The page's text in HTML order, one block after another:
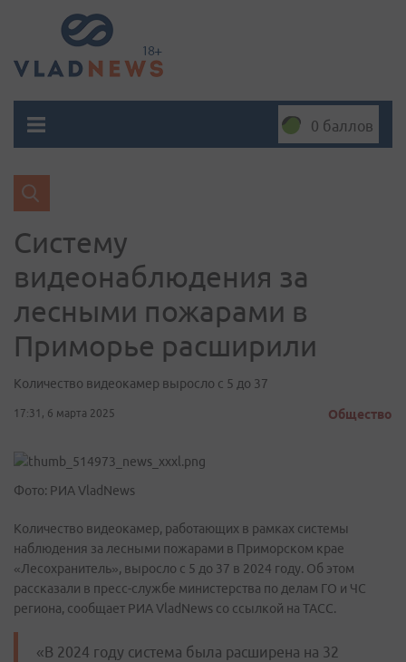
0 баллов
Систему
видеонаблюдения за
лесными пожарами в
Приморье расширили
Количество видеокамер выросло с 5 до 37
17:31, 6 марта 2025 Общество
Фото: РИА VladNews
Количество видеокамер, работающих в рамках системы
наблюдения за лесными пожарами в Приморском крае
«Лесохранитель», выросло с 5 до 37 в 2024 году. Об этом
рассказали в пресс-службе министерства по делам ГО и ЧС
региона, сообщает РИА VladNews со ссылкой на ТАСС.
«В 2024 году система была расширена на 32